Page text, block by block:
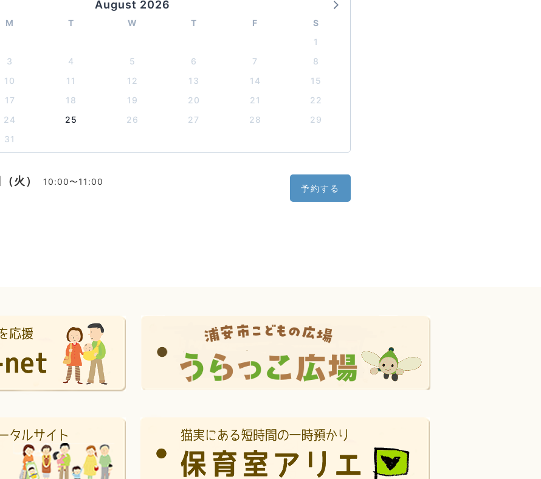
August 2026
M T W T F
S
1
3 4 5 6 7
8
10 11 12 13 14
15
17 18 19 20 21
22
24 25 26 27 28
29
31
火） 10:00〜11:00
予約する